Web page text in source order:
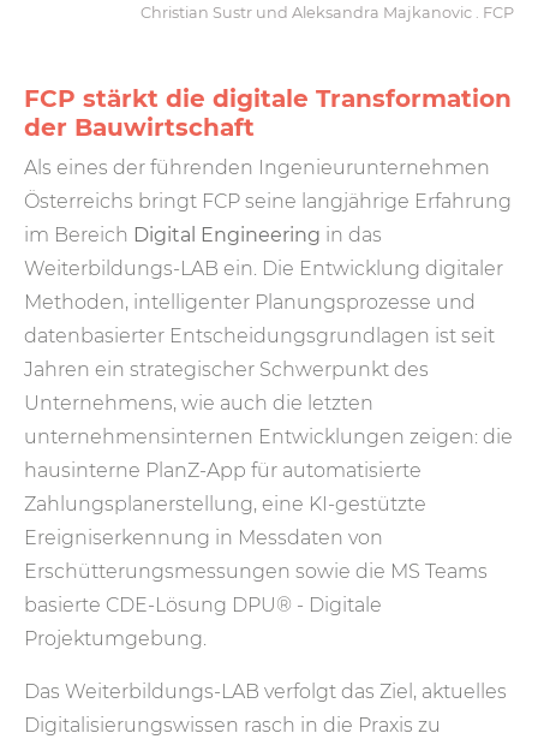
Christian Sustr und Aleksandra Majkanovic . FCP
FCP stärkt die digitale Transformation
der Bauwirtschaft
Als eines der führenden Ingenieurunternehmen
Österreichs bringt FCP seine langjährige Erfahrung
im Bereich Digital Engineering in das
Weiterbildungs-LAB ein. Die Entwicklung digitaler
Methoden, intelligenter Planungsprozesse und
datenbasierter Entscheidungsgrundlagen ist seit
Jahren ein strategischer Schwerpunkt des
Unternehmens, wie auch die letzten
unternehmensinternen Entwicklungen zeigen: die
hausinterne PlanZ-App für automatisierte
Zahlungsplanerstellung, eine KI-gestützte
Ereigniserkennung in Messdaten von
Erschütterungsmessungen sowie die MS Teams
basierte CDE-Lösung DPU® - Digitale
Projektumgebung.
Das Weiterbildungs-LAB verfolgt das Ziel, aktuelles
Digitalisierungswissen rasch in die Praxis zu